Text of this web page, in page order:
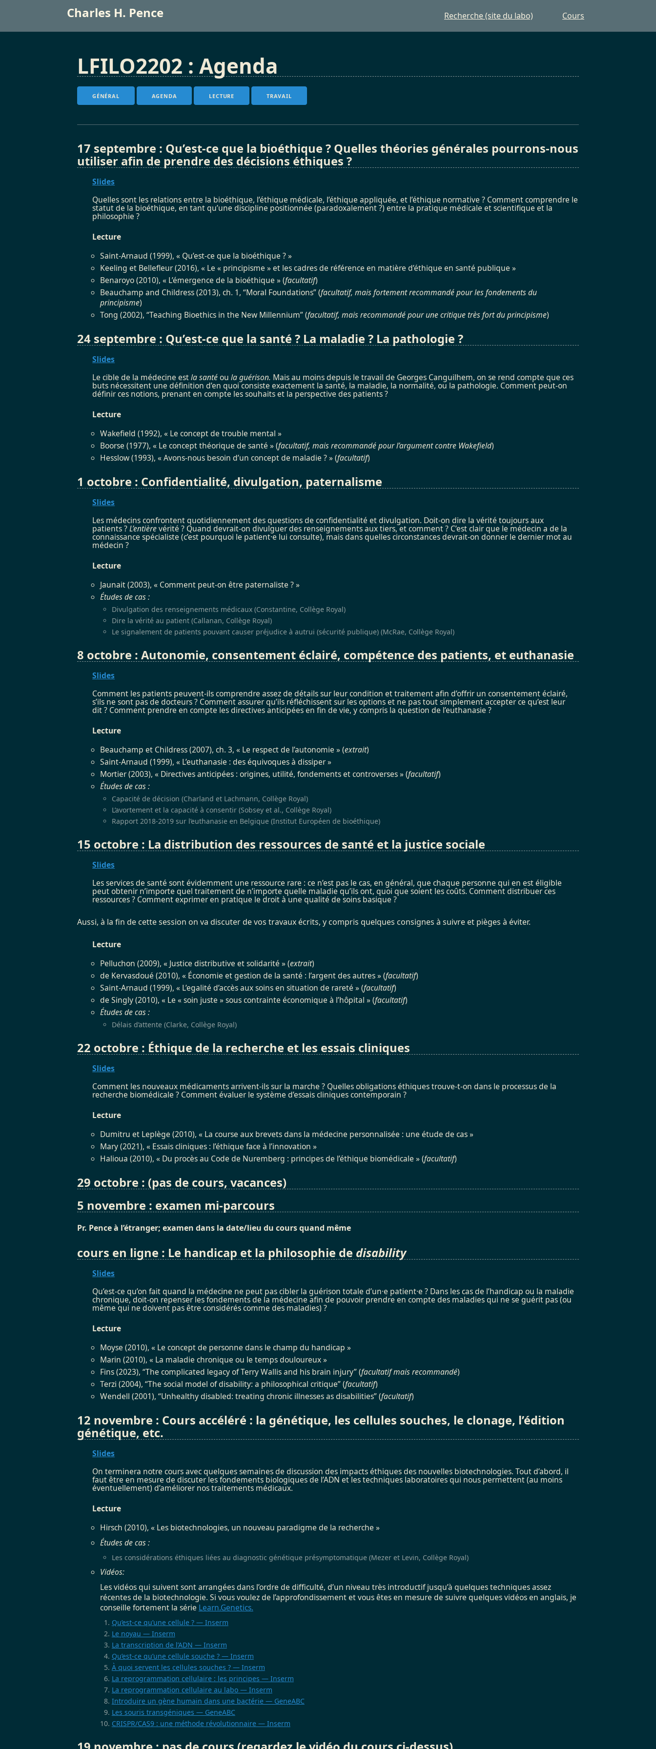
Charles H. Pence Recherche (site du labo) Cours
LFILO2202 : Agenda
GÉNÉRAL AGENDA LECTURE TRAVAIL
17 septembre : Qu’est-ce que la bioéthique ? Quelles théories générales pourrons-nous
utiliser afin de prendre des décisions éthiques ?
Slides
Quelles sont les relations entre la bioéthique, l’éthique médicale, l’éthique appliquée, et l’éthique normative ? Comment comprendre le
statut de la bioéthique, en tant qu’une discipline positionnée (paradoxalement ?) entre la pratique médicale et scientifique et la
philosophie ?
Lecture
Saint-Arnaud (1999), « Qu’est-ce que la bioéthique ? »
Keeling et Bellefleur (2016), « Le « principisme » et les cadres de référence en matière d’éthique en santé publique »
Benaroyo (2010), « L’émergence de la bioéthique » (facultatif)
Beauchamp and Childress (2013), ch. 1, “Moral Foundations” (facultatif, mais fortement recommandé pour les fondements du
principisme)
Tong (2002), “Teaching Bioethics in the New Millennium” (facultatif, mais recommandé pour une critique très fort du principisme)
24 septembre : Qu’est-ce que la santé ? La maladie ? La pathologie ?
Slides
Le cible de la médecine estla santéoula guérison. Mais au moins depuis le travail de Georges Canguilhem, on se rend compte que ces
buts nécessitent une définition d’en quoi consiste exactement la santé, la maladie, la normalité, ou la pathologie. Comment peut-on
définir ces notions, prenant en compte les souhaits et la perspective des patients ?
Lecture
Wakefield (1992), « Le concept de trouble mental »
Boorse (1977), « Le concept théorique de santé » (facultatif, mais recommandé pour l’argument contre Wakefield)
Hesslow (1993), « Avons-nous besoin d’un concept de maladie ? » (facultatif)
1 octobre : Confidentialité, divulgation, paternalisme
Slides
Les médecins confrontent quotidiennement des questions de confidentialité et divulgation. Doit-on dire la vérité toujours aux
patients ?L’entièrevérité ? Quand devrait-on divulguer des renseignements aux tiers, et comment ? C’est clair que le médecin a de la
connaissance spécialiste (c’est pourquoi le patient·e lui consulte), mais dans quelles circonstances devrait-on donner le dernier mot au
médecin ?
Lecture
Jaunait (2003), « Comment peut-on être paternaliste ? »
Études de cas :
Divulgation des renseignements médicaux (Constantine, Collège Royal)
Dire la vérité au patient (Callanan, Collège Royal)
Le signalement de patients pouvant causer préjudice à autrui (sécurité publique) (McRae, Collège Royal)
8 octobre : Autonomie, consentement éclairé, compétence des patients, et euthanasie
Slides
Comment les patients peuvent-ils comprendre assez de détails sur leur condition et traitement afin d’offrir un consentement éclairé,
s’ils ne sont pas de docteurs ? Comment assurer qu’ils réfléchissent sur les options et ne pas tout simplement accepter ce qu’est leur
dit ? Comment prendre en compte les directives anticipées en fin de vie, y compris la question de l’euthanasie ?
Lecture
Beauchamp et Childress (2007), ch. 3, « Le respect de l’autonomie » (extrait)
Saint-Arnaud (1999), « L’euthanasie : des équivoques à dissiper »
Mortier (2003), « Directives anticipées : origines, utilité, fondements et controverses » (facultatif)
Études de cas :
Capacité de décision (Charland et Lachmann, Collège Royal)
L’avortement et la capacité à consentir (Sobsey et al., Collège Royal)
Rapport 2018-2019 sur l’euthanasie en Belgique (Institut Européen de bioéthique)
15 octobre : La distribution des ressources de santé et la justice sociale
Slides
Les services de santé sont évidemment une ressource rare : ce n’est pas le cas, en général, que chaque personne qui en est éligible
peut obtenir n’importe quel traitement de n’importe quelle maladie qu’ils ont, quoi que soient les coûts. Comment distribuer ces
ressources ? Comment exprimer en pratique le droit à une qualité de soins basique ?
Aussi, à la fin de cette session on va discuter de vos travaux écrits, y compris quelques consignes à suivre et pièges à éviter.
Lecture
Pelluchon (2009), « Justice distributive et solidarité » (extrait)
de Kervasdoué (2010), « Économie et gestion de la santé : l’argent des autres » (facultatif)
Saint-Arnaud (1999), « L’egalité d’accès aux soins en situation de rareté » (facultatif)
de Singly (2010), « Le « soin juste » sous contrainte économique à l’hôpital » (facultatif)
Études de cas :
Délais d’attente (Clarke, Collège Royal)
22 octobre : Éthique de la recherche et les essais cliniques
Slides
Comment les nouveaux médicaments arrivent-ils sur la marche ? Quelles obligations éthiques trouve-t-on dans le processus de la
recherche biomédicale ? Comment évaluer le système d’essais cliniques contemporain ?
Lecture
Dumitru et Leplège (2010), « La course aux brevets dans la médecine personnalisée : une étude de cas »
Mary (2021), « Essais cliniques : l’éthique face à l’innovation »
Halioua (2010), « Du procès au Code de Nuremberg : principes de l’éthique biomédicale » (facultatif)
29 octobre : (pas de cours, vacances)
5 novembre : examen mi-parcours
Pr. Pence à l’étranger; examen dans la date/lieu du cours quand même
cours en ligne : Le handicap et la philosophie de disability
Slides
Qu’est-ce qu’on fait quand la médecine ne peut pas cibler la guérison totale d’un·e patient·e ? Dans les cas de l’handicap ou la maladie
chronique, doit-on repenser les fondements de la médecine afin de pouvoir prendre en compte des maladies qui ne se guérit pas (ou
même qui ne doivent pas être considérés comme des maladies) ?
Lecture
Moyse (2010), « Le concept de personne dans le champ du handicap »
Marin (2010), « La maladie chronique ou le temps douloureux »
Fins (2023), “The complicated legacy of Terry Wallis and his brain injury” (facultatif mais recommandé)
Terzi (2004), “The social model of disability: a philosophical critique” (facultatif)
Wendell (2001), “Unhealthy disabled: treating chronic illnesses as disabilities” (facultatif)
12 novembre : Cours accéléré : la génétique, les cellules souches, le clonage, l’édition
génétique, etc.
Slides
On terminera notre cours avec quelques semaines de discussion des impacts éthiques des nouvelles biotechnologies. Tout d’abord, il
faut être en mesure de discuter les fondements biologiques de l’ADN et les techniques laboratoires qui nous permettent (au moins
éventuellement) d’améliorer nos traitements médicaux.
Lecture
Hirsch (2010), « Les biotechnologies, un nouveau paradigme de la recherche »
Études de cas :
Les considérations éthiques liées au diagnostic génétique présymptomatique (Mezer et Levin, Collège Royal)
Vidéos:
Les vidéos qui suivent sont arrangées dans l’ordre de difficulté, d’un niveau très introductif jusqu’à quelques techniques assez
récentes de la biotechnologie. Si vous voulez de l’approfondissement et vous êtes en mesure de suivre quelques vidéos en anglais, je
conseille fortement la série Learn.Genetics.
Qu’est-ce qu’une cellule ? — Inserm
Le noyau — Inserm
La transcription de l’ADN — Inserm
Qu’est-ce qu’une cellule souche ? — Inserm
À quoi servent les cellules souches ? — Inserm
La reprogrammation cellulaire : les principes — Inserm
La reprogrammation cellulaire au labo — Inserm
Introduire un gène humain dans une bactérie — GeneABC
Les souris transgéniques — GeneABC
CRISPR/CAS9 : une méthode révolutionnaire — Inserm